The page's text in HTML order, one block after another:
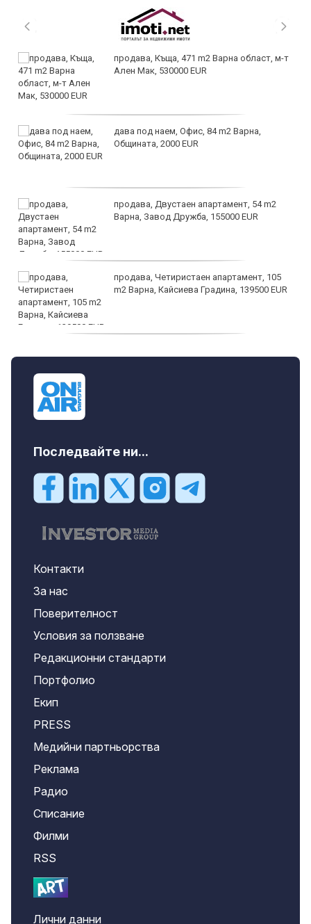
продава, Къща, 471 m2 Варна област, м-т
Ален Мак, 530000 EUR
дава под наем, Офис, 84 m2 Варна,
Общината, 2000 EUR
продава, Двустаен апартамент, 54 m2
Варна, Завод Дружба, 155000 EUR
продава, Четиристаен апартамент, 105
m2 Варна, Кайсиева Градина, 139500 EUR
Последвайте ни...
Контакти
За нас
Поверителност
Условия за ползване
Редакционни стандарти
Портфолио
Екип
PRESS
Медийни партньорства
Реклама
Радио
Списание
Филми
RSS
Лични данни